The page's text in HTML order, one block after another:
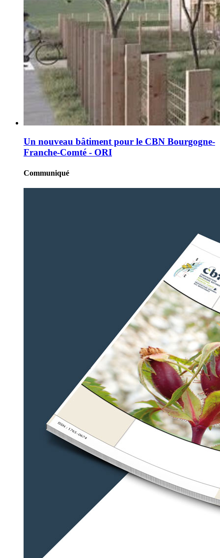
Un nouveau bâtiment pour le CBN Bourgogne-
Franche-Comté - ORI
Communiqué